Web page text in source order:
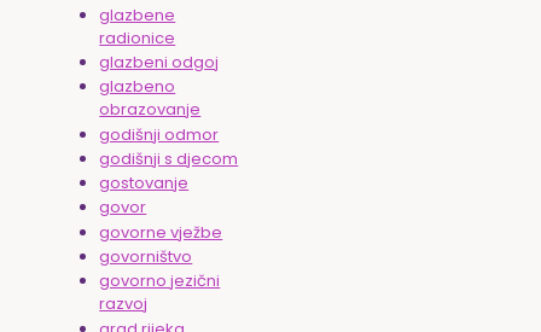
glazbene
radionice
glazbeni odgoj
glazbeno
obrazovanje
godišnji odmor
godišnji s djecom
gostovanje
govor
govorne vježbe
govorništvo
govorno jezični
razvoj